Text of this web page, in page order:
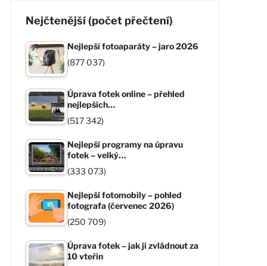
Nejčtenější (počet přečtení)
Nejlepší fotoaparáty – jaro 2026
(877 037)
Úprava fotek online – přehled
nejlepších…
(517 342)
Nejlepší programy na úpravu
fotek – velký…
(333 073)
Nejlepší fotomobily – pohled
fotografa (červenec 2026)
(250 709)
Úprava fotek – jak ji zvládnout za
10 vteřin